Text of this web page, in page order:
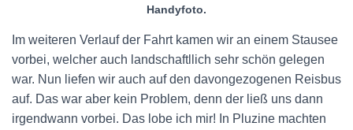
Handyfoto.
Im weiteren Verlauf der Fahrt kamen wir an einem Stausee
vorbei, welcher auch landschaftllich sehr schön gelegen
war. Nun liefen wir auch auf den davongezogenen Reisbus
auf. Das war aber kein Problem, denn der ließ uns dann
irgendwann vorbei. Das lobe ich mir! In Pluzine machten